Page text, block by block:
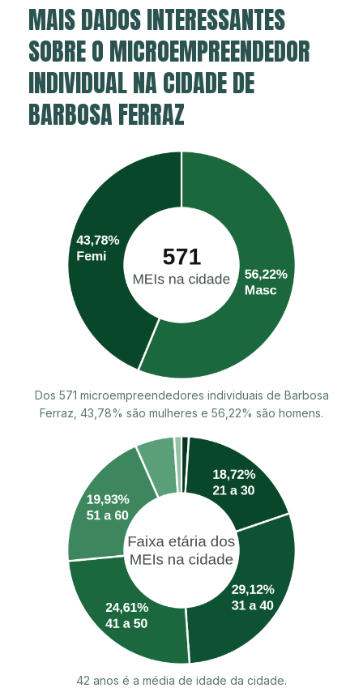
MAIS DADOS INTERESSANTES
SOBRE O MICROEMPREENDEDOR
INDIVIDUAL NA CIDADE DE
BARBOSA FERRAZ
Dos 571 microempreendedores individuais de Barbosa
Ferraz, 43,78% são mulheres e 56,22% são homens.
42 anos é a média de idade da cidade.